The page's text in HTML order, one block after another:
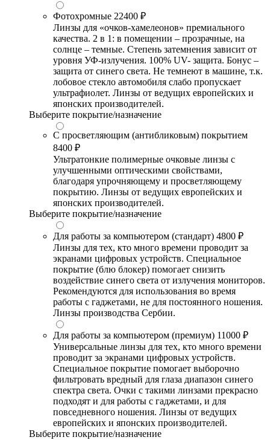
Фотохромные 22400 ₽
Линзы для «очков-хамелеонов» премиального
качества. 2 в 1: в помещении – прозрачные, на
солнце – темные. Степень затемнения зависит от
уровня УФ-излучения. 100% UV- защита. Бонус –
защита от синего света. Не темнеют в машине, т.к.
лобовое стекло автомобиля слабо пропускает
ультрафиолет. Линзы от ведущих европейских и
японских производителей.
Выберите покрытие/назначение
С просветляющим (антибликовым) покрытием
8400 ₽
Ультратонкие полимерные очковые линзы с
улучшенными оптическими свойствами,
благодаря упрочняющему и просветляющему
покрытию. Линзы от ведущих европейских и
японских производителей.
Выберите покрытие/назначение
Для работы за компьютером (стандарт) 4800 ₽
Линзы для тех, кто много времени проводит за
экранами цифровых устройств. Специальное
покрытие (блю блокер) помогает снизить
воздействие синего света от излучения мониторов.
Рекомендуются для использования во время
работы с гаджетами, не для постоянного ношения.
Линзы производства Сербии.
Для работы за компьютером (премиум) 11000 ₽
Универсальные линзы для тех, кто много времени
проводит за экранами цифровых устройств.
Специальное покрытие помогает выборочно
фильтровать вредный для глаза диапазон синего
спектра света. Очки с такими линзами прекрасно
подходят и для работы с гаджетами, и для
повседневного ношения. Линзы от ведущих
европейских и японских производителей.
Выберите покрытие/назначение